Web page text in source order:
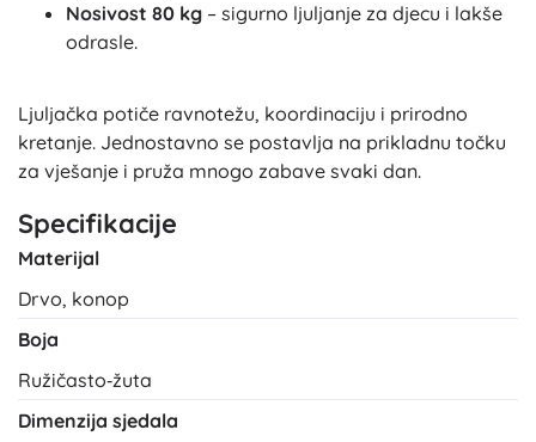
Nosivost 80 kg – sigurno ljuljanje za djecu i lakše
odrasle.
Ljuljačka potiče ravnotežu, koordinaciju i prirodno
kretanje. Jednostavno se postavlja na prikladnu točku
za vješanje i pruža mnogo zabave svaki dan.
Specifikacije
Materijal
Drvo, konop
Boja
Ružičasto‑žuta
Dimenzija sjedala